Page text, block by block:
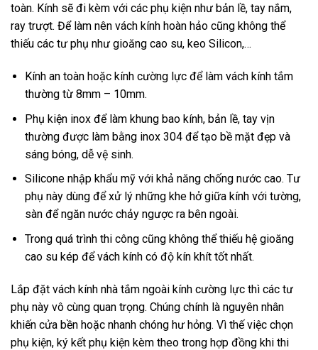
toàn. Kính sẽ đi kèm với các phụ kiện như bản lề, tay nắm,
ray trượt. Để làm nên vách kính hoàn hảo cũng không thể
thiếu các tư phụ như gioăng cao su, keo Silicon,…
Kính an toàn hoặc kính cường lực để làm vách kính tắm
thường từ 8mm – 10mm.
Phụ kiện inox để làm khung bao kính, bản lề, tay vịn
thường được làm bằng inox 304 để tạo bề mặt đẹp và
sáng bóng, dễ vệ sinh.
Silicone nhập khẩu mỹ với khả năng chống nước cao. Tư
phụ này dùng để xử lý những khe hở giữa kính với tường,
sàn để ngăn nước chảy ngược ra bên ngoài.
Trong quá trình thi công cũng không thể thiếu hệ gioăng
cao su kép để vách kính có độ kín khít tốt nhất.
Lắp đặt vách kính nhà tắm ngoài kính cường lực thì các tư
phụ này vô cùng quan trọng. Chúng chính là nguyên nhân
khiến cửa bền hoặc nhanh chóng hư hỏng. Vì thế việc chọn
phụ kiện, ký kết phụ kiện kèm theo trong hợp đồng khi thi